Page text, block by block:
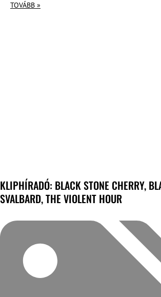
TOVÁBB »
KLIPHÍRADÓ: BLACK STONE CHERRY,
SVALBARD, THE VIOLENT HOUR